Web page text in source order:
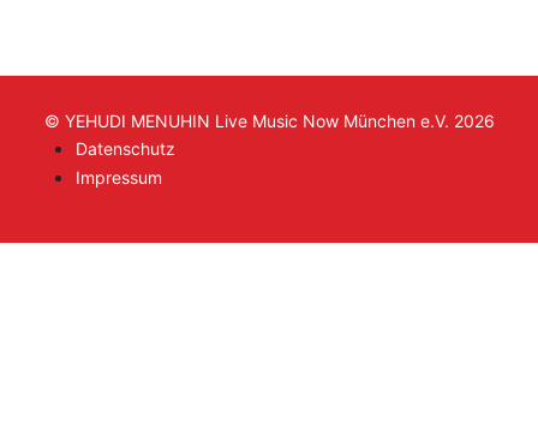
© YEHUDI MENUHIN Live Music Now München e.V. 2026
Datenschutz
Impressum